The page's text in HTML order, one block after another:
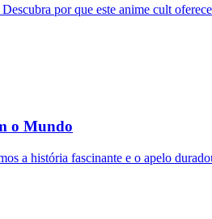
por que este anime cult
o Mundo
a história fascinante e o apelo